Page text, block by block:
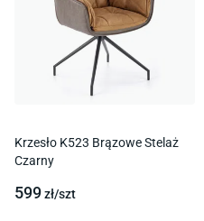
Krzesło K523 Brązowe Stelaż
Czarny
599zł/szt